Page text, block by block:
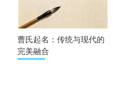
曹氏起名：传统与现代的
完美融合